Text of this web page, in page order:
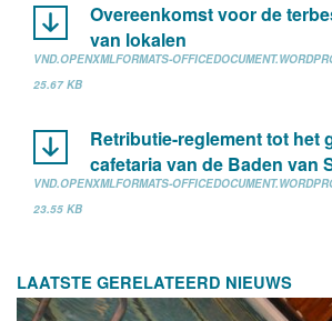
Overeenkomst voor de
van lokalen
VND.OPENXMLFORMATS-
25.67 KB
Retributie-reglement tot het
cafetaria van de Baden van
VND.OPENXMLFORMATS-
23.55 KB
LAATSTE GERELATEERD NIEUWS